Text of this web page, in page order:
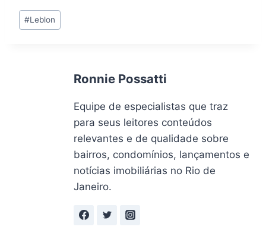
Tags
do
#Leblon
Ronnie Possatti
Equipe de especialistas que traz
para seus leitores conteúdos
relevantes e de qualidade sobre
bairros, condomínios, lançamentos e
notícias imobiliárias no Rio de
Janeiro.